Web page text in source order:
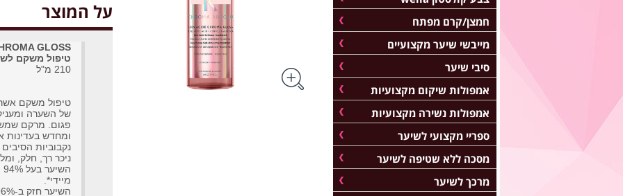
על המוצר
טיפול משקם
210 מ"ל
טיפול משקם
של השערה
פגום. מרקם
ומחדש
נקבוביות
ניכר רך, חלק,
מיידי*.
חמצן/קרם מפתח
מייבשי שיער מקצועיים
סיבי שיער
אמפולות שיקום מקצועיות
אמפולות נשירה מקצועיות
ספריי מקצועי לשיער
מסכה ללא שטיפה לשיער
מרכך לשיער